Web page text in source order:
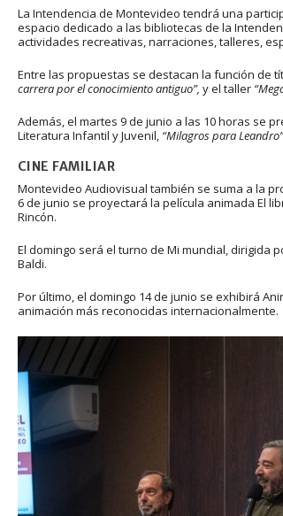
La Intendencia de Montevideo tendrá una
espacio dedicado a las bibliotecas de la
actividades recreativas, narraciones, talleres,
Entre las propuestas se destacan la función de
carrera por el conocimiento antiguo”, y el taller
Además, el martes 9 de junio a las 10 horas se
Literatura Infantil y Juvenil, “Milagros para
CINE FAMILIAR
Montevideo Audiovisual también se suma a la
6 de junio se proyectará la película animada El
Rincón.
El domingo será el turno de Mi mundial, dirigida
Baldi.
Por último, el domingo 14 de junio se exhibirá
animación más reconocidas internacionalmente.